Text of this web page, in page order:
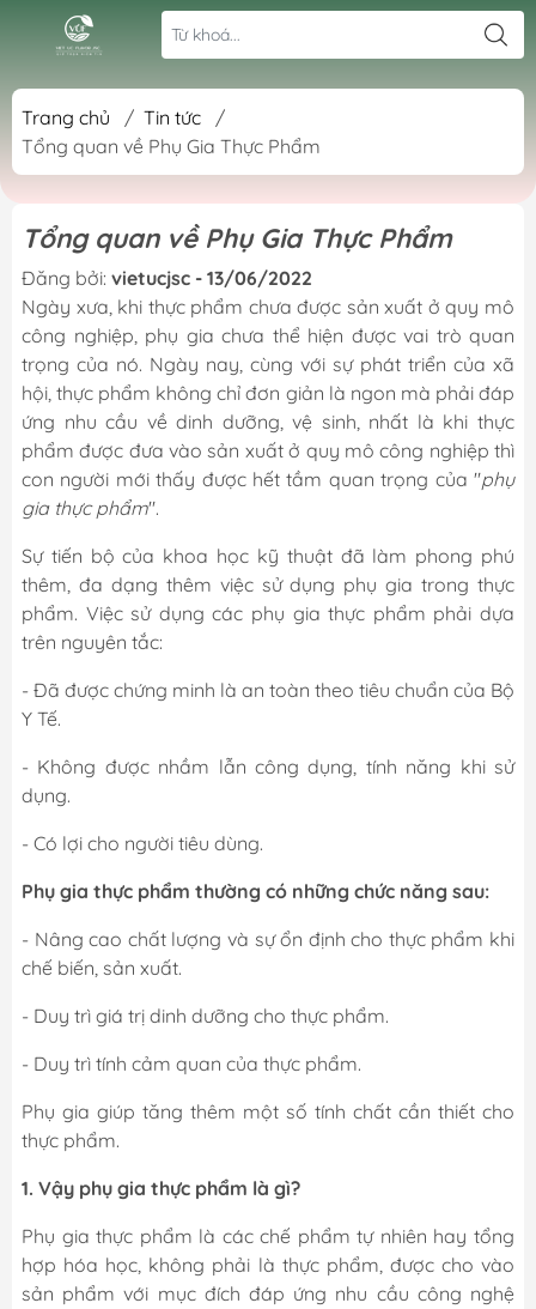
Trang chủ / Tin tức
/
Tổng quan về Phụ Gia Thực Phẩm
Tổng quan về Phụ Gia Thực Phẩm
Đăng bởi: vietucjsc - 13/06/2022
Ngày xưa, khi thực phẩm chưa được sản xuất ở quy mô
công nghiệp, phụ gia chưa thể hiện được vai trò quan
trọng của nó. Ngày nay, cùng với sự phát triển của xã
hội, thực phẩm không chỉ đơn giản là ngon mà phải đáp
ứng nhu cầu về dinh dưỡng, vệ sinh, nhất là khi thực
phẩm được đưa vào sản xuất ở quy mô công nghiệp thì
con người mới thấy được hết tầm quan trọng của "phụ
gia thực phẩm".
Sự tiến bộ của khoa học kỹ thuật đã làm phong phú
thêm, đa dạng thêm việc sử dụng phụ gia trong thực
phẩm. Việc sử dụng các phụ gia thực phẩm phải dựa
trên nguyên tắc:
- Đã được chứng minh là an toàn theo tiêu chuẩn của Bộ
Y Tế.
- Không được nhầm lẫn công dụng, tính năng khi sử
dụng.
- Có lợi cho người tiêu dùng.
Phụ gia thực phẩm thường có những chức năng sau:
- Nâng cao chất lượng và sự ổn định cho thực phẩm khi
chế biến, sản xuất.
- Duy trì giá trị dinh dưỡng cho thực phẩm.
- Duy trì tính cảm quan của thực phẩm.
Phụ gia giúp tăng thêm một số tính chất cần thiết cho
thực phẩm.
1. Vậy phụ gia thực phẩm là gì?
Phụ gia thực phẩm là các chế phẩm tự nhiên hay tổng
hợp hóa học, không phải là thực phẩm, được cho vào
sản phẩm với mục đích đáp ứng nhu cầu công nghệ